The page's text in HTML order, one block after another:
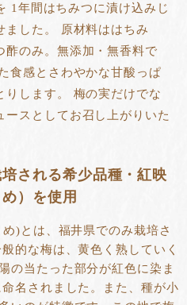
1年間はちみつに漬け込みじ
ました。 原材料ははちみ
酢のみ。無添加・無香料で
食感とさわやかな甘酸っぱ
りします。 梅の実だけでな
ースとしてお召し上がりいた
される希少品種・紅映
）を使用
)とは、福井県でのみ栽培さ
的な梅は、黄色く熟していく
の当たった部分が紅色に染ま
名されました。また、種が小